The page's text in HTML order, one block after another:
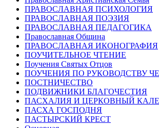
ПРАВОСЛАВНАЯ ПСИХОЛОГИЯ
ПРАВОСЛАВНАЯ ПОЭЗИЯ
ПРАВОСЛАВНАЯ ПЕДАГОГИКА
Православная Община
ПРАВОСЛАВНАЯ ИКОНОГРАФИЯ
ПОУЧИТЕЛЬНОЕ ЧТЕНИЕ
Поучения Святых Отцов
ПОУЧЕНИЯ ПО РУКОВОДСТВУ
ПОСТНИЧЕСТВО
ПОДВИЖНИКИ БЛАГОЧЕСТИЯ
ПАСХАЛИЯ И ЦЕРКОВНЫЙ
ПАСХА ГОСПОДНЯ
ПАСТЫРСКИЙ КРЕСТ